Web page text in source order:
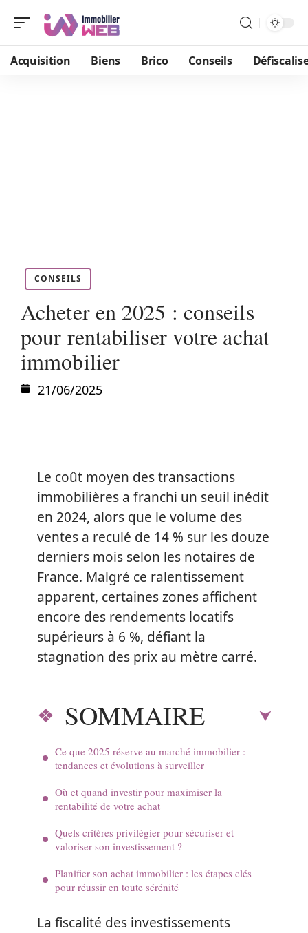
Acquisition Biens Brico Conseils
CONSEILS
Acheter en 2025 : conseils
pour rentabiliser votre achat
immobilier
21/06/2025
Le coût moyen des transactions
immobilières a franchi un seuil inédit
en 2024, alors que le volume des
ventes a reculé de 14 % sur les douze
derniers mois selon les notaires de
France. Malgré ce ralentissement
apparent, certaines zones affichent
encore des rendements locatifs
supérieurs à 6 %, défiant la
stagnation des prix au mètre carré.
SOMMAIRE
Ce que 2025 réserve au marché immobilier :
tendances et évolutions à surveiller
Où et quand investir pour maximiser la
rentabilité de votre achat
Quels critères privilégier pour sécuriser et
valoriser son investissement ?
Planifier son achat immobilier : les étapes clés
pour réussir en toute sérénité
La fiscalité des investissements